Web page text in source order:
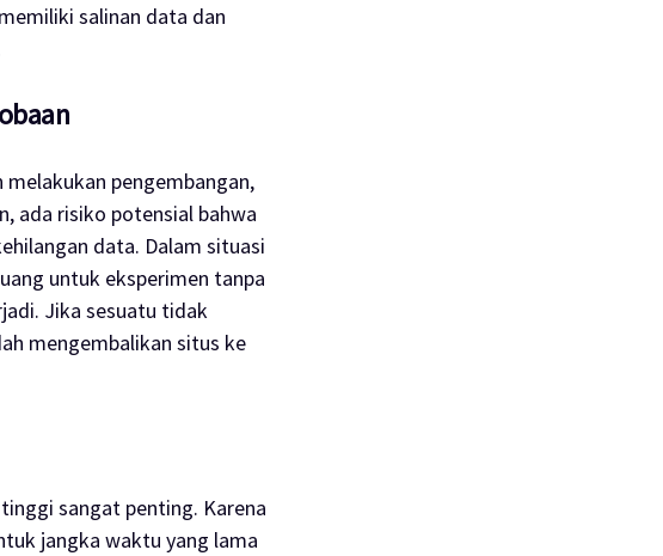
salinan data dan
melakukan pengembangan,
ada risiko potensial bahwa
data. Dalam situasi
untuk eksperimen tanpa
Jika sesuatu tidak
mengembalikan situs ke
tinggi sangat penting. Karena
jangka waktu yang lama